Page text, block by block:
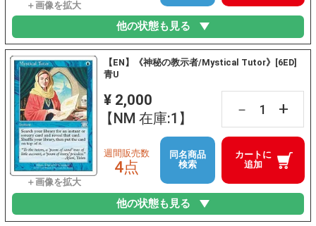
他の状態も見る
【EN】《神秘の教示者/Mystical Tutor》[6ED]
青U
¥ 2,000
【NM 在庫:1】
－ +
カートに
追加
週間販売数
4点
同名商品
検索
他の状態も見る